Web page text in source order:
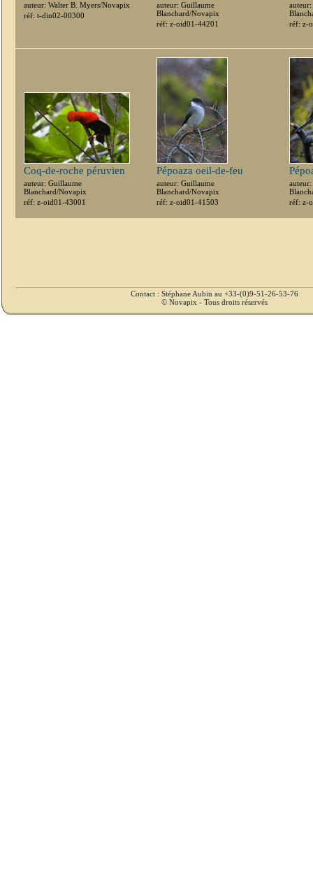
auteur: Walter B. Myers/Novapix
réf: t-din02-00300
auteur: Guillaume
Blanchard/Novapix
réf: z-oid01-44201
réf: z-
Coq-de-roche péruvien
auteur: Guillaume
Blanchard/Novapix
réf: z-oid01-43001
Pépoaza oeil-de-feu
auteur: Guillaume
Blanchard/Novapix
réf: z-oid01-41503
réf: z-
Contact : Stéphane Aubin au +33-(0)9-51-26-53-76
© Novapix - Tous droits réservés